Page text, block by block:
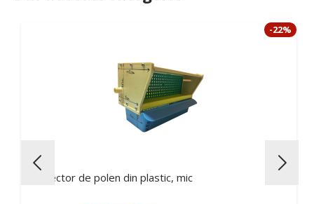
-22%
Colector de polen din plastic, mic